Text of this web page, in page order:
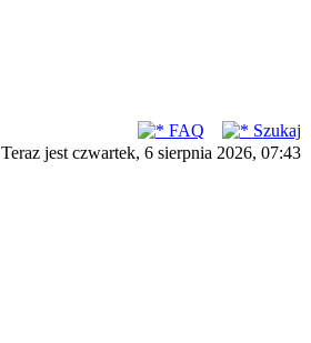
FAQ
Szukaj
Teraz jest czwartek, 6 sierpnia 2026, 07:43